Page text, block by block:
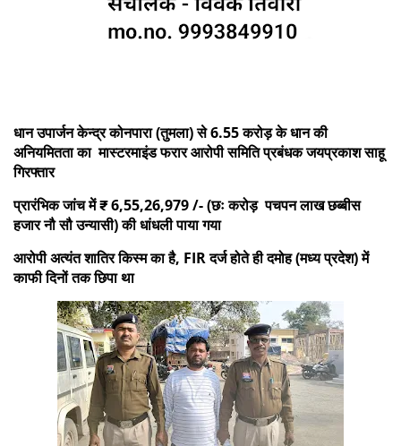
धान उपार्जन केन्द्र कोनपारा (तुमला) से 6.55 करोड़ के धान की
अनियमितता का मास्टरमाइंड फरार आरोपी समिति प्रबंधक जयप्रकाश साहू
गिरफ्तार
प्रारंभिक जांच में ₹ 6,55,26,979 /- (छः करोड़ पचपन लाख छब्बीस
हजार नौ सौ उन्यासी) की धांधली पाया गया
आरोपी अत्यंत शातिर किस्म का है, FIR दर्ज होते ही दमोह (मध्य प्रदेश) में
काफी दिनों तक छिपा था